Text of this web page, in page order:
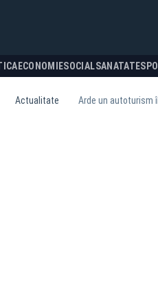
ECONOMIESOCIALSANATATE
Actualitate Arde un autoturism